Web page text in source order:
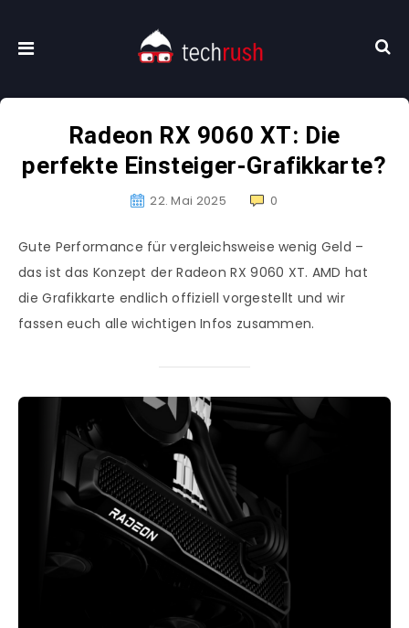
Radeon RX 9060 XT: Die
perfekte Einsteiger-Grafikkarte?
22. Mai 2025 0
Gute Performance für vergleichsweise wenig Geld –
das ist das Konzept der Radeon RX 9060 XT. AMD hat
die Grafikkarte endlich offiziell vorgestellt und wir
fassen euch alle wichtigen Infos zusammen.